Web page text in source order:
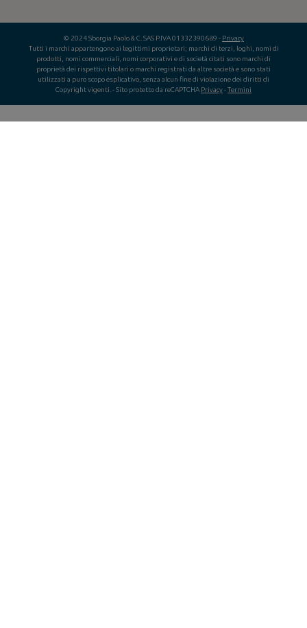
© 2024 Sborgia Paolo & C. SAS P.IVA 01332390689 - Privacy
Tutti i marchi appartengono ai legittimi proprietari; marchi di terzi, loghi, nomi di
prodotti, nomi commerciali, nomi corporativi e di società citati sono marchi di
proprietà dei rispettivi titolari o marchi registrati da altre società e sono stati
utilizzati a puro scopo esplicativo, senza alcun fine di violazione dei diritti di
Copyright vigenti. - Sito protetto da reCAPTCHA Privacy-Termini